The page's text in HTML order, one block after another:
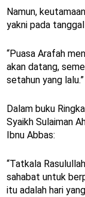
Namun,
yakni pada
“Puasa Arafah
akan datang,
setahun yang
Dalam buku
Syaikh Sulaiman
Ibnu Abbas:
“Tatkala
sahabat untuk
itu adalah hari